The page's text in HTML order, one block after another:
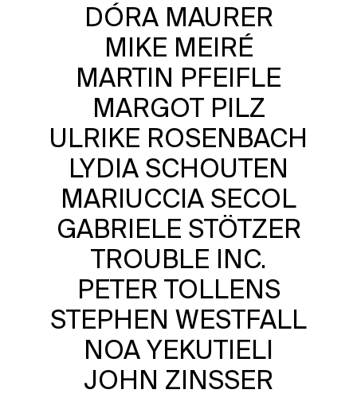
DÓRA MAURER
MIKE MEIRÉ
MARTIN PFEIFLE
MARGOT PILZ
ULRIKE ROSENBACH
LYDIA SCHOUTEN
MARIUCCIA SECOL
GABRIELE STÖTZER
TROUBLE INC.
PETER TOLLENS
STEPHEN WESTFALL
NOA YEKUTIELI
JOHN ZINSSER